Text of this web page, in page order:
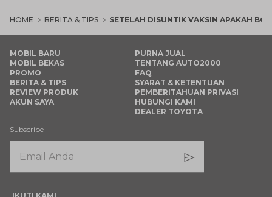
HOME BERITA & TIPS SETELAH DISUNTIK VAKSIN APAKAH
MOBIL BARU
MOBIL BEKAS
PROMO
BERITA & TIPS
REVIEW PRODUK
AKUN SAYA
PURNA JUAL
TENTANG AUTO2000
FAQ
SYARAT & KETENTUAN
PEMBERITAHUAN PRIVASI
HUBUNGI KAMI
DEALER TOYOTA
Subscribe